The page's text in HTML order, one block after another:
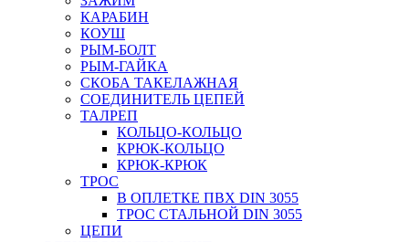
КАРАБИН
КОУШ
РЫМ-БОЛТ
РЫМ-ГАЙКА
СКОБА ТАКЕЛАЖНАЯ
СОЕДИНИТЕЛЬ ЦЕПЕЙ
ТАЛРЕП
КОЛЬЦО-КОЛЬЦО
КРЮК-КОЛЬЦО
КРЮК-КРЮК
ТРОС
В ОПЛЕТКЕ ПВХ DIN 3055
ТРОС СТАЛЬНОЙ DIN 3055
ЦЕПИ